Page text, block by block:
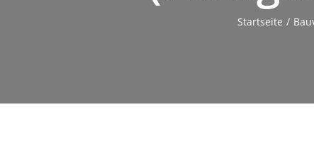
Doppel- & Reihenhaus
Startseite